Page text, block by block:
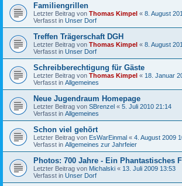
Familiengrillen
Letzter Beitrag von Thomas Kimpel « 8. August
Verfasst in Unser Dorf
Treffen Trägerschaft DGH
Letzter Beitrag von Thomas Kimpel « 8. August
Verfasst in Unser Dorf
Schreibberechtigung für Gäste
Letzter Beitrag von Thomas Kimpel « 18. Januar
Verfasst in Allgemeines
Neue Jugendraum Homepage
Letzter Beitrag von SBrenzel « 5. Juli 2010 21:14
Verfasst in Allgemeines
Schon viel gehört
Letzter Beitrag von EsWarEinmal « 4. August 2009
Verfasst in Allgemeines zur Jahrfeier
Photos: 700 Jahre - Ein Phantastisches
Letzter Beitrag von Michalski « 13. Juli 2009 13:53
Verfasst in Unser Dorf